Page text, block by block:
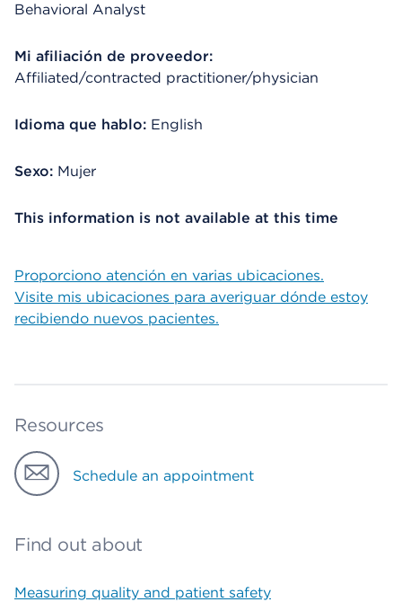
Behavioral Analyst
Mi afiliación de proveedor:
Affiliated/contracted practitioner/physician
Idioma que hablo: English
Sexo: Mujer
This information is not available at this time
Proporciono atención en varias ubicaciones.
Visite mis ubicaciones para averiguar dónde estoy
recibiendo nuevos pacientes.
Resources
Schedule an appointment
Find out about
Measuring quality and patient safety